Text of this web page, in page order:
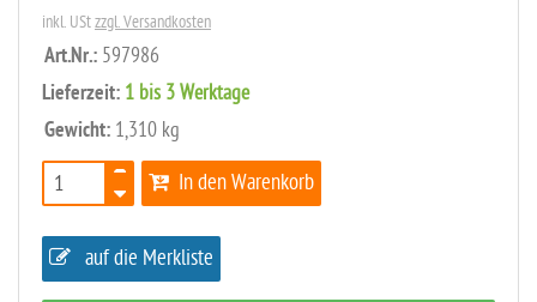
inkl. UStzzgl. Versandkosten
Art.Nr.: 597986
Lieferzeit: 1 bis 3 Werktage
Gewicht: 1,310 kg
In den Warenkorb
auf die Merkliste